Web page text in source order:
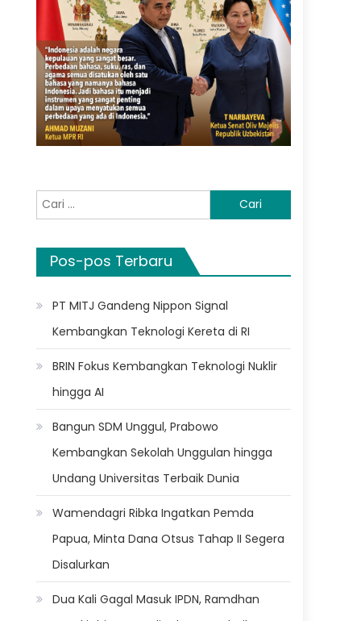
Cari
untuk:
Pos-pos Terbaru
PT MITJ Gandeng Nippon Signal
Kembangkan Teknologi Kereta di RI
BRIN Fokus Kembangkan Teknologi Nuklir
hingga AI
Bangun SDM Unggul, Prabowo
Kembangkan Sekolah Unggulan hingga
Undang Universitas Terbaik Dunia
Wamendagri Ribka Ingatkan Pemda
Papua, Minta Dana Otsus Tahap II Segera
Disalurkan
Dua Kali Gagal Masuk IPDN, Ramdhan